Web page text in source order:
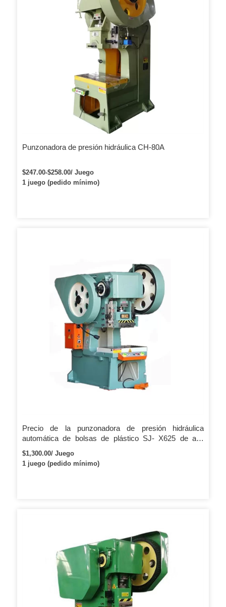
Punzonadora de presión hidráulica CH-80A
$247.00-$258.00/ Juego
1 juego (pedido mínimo)
Precio de la punzonadora de presión hidráulica
automática de bolsas de plástico SJ- X625 de alta
calidad
$1,300.00/ Juego
1 juego (pedido mínimo)